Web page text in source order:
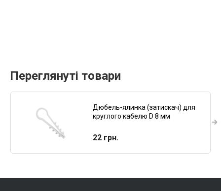
Переглянуті товари
Дюбель-ялинка (затискач) для
круглого кабелю D 8 мм
22 грн.